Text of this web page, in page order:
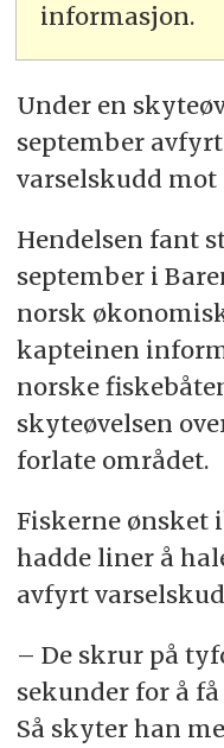
informasjon.
Under en
september
varselskudd
Hendelsen fant
september i
norsk
kapteinen
norske
skyteøvelsen
forlate området.
Fiskerne ønsket
hadde liner å
avfyrt
– De skrur på
sekunder for å
Så skyter han